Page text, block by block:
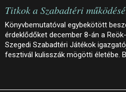
Titkok a Szabadtéri
Könyvbemutatóval egybekötött
érdeklődőket december 8-án a
Szegedi Szabadtéri Játékok
fesztivál kulisszák mögötti életébe.